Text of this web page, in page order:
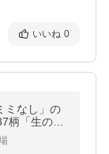
いいね 0
ミなし」の
柄「生のり
ュアル 初